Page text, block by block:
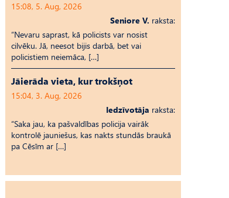
15:08, 5. Aug, 2026
Seniore V. raksta:
“Nevaru saprast, kā policists var nosist
cilvēku. Jā, neesot bijis darbā, bet vai
policistiem neiemāca, […]
Jāierāda vieta, kur trokšņot
15:04, 3. Aug, 2026
Iedzīvotāja raksta:
“Saka jau, ka pašvaldības policija vairāk
kontrolē jauniešus, kas nakts stundās braukā
pa Cēsīm ar […]